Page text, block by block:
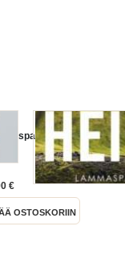
maailman
€
OSTOSKORIIN